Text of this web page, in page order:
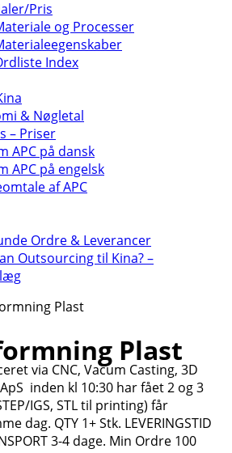
Pris
og Processer
Index
& Nøgletal
– Priser
APC på dansk
APC på engelsk
af APC
Ordre & Leverancer
Outsourcing til Kina? –
Plast
Plast
via CNC, Vacum Casting, 3D
inden kl 10:30 har fået 2 og 3
IGS, STL til printing) får
dag. QTY 1+ Stk. LEVERINGSTID
3-4 dage. Min Ordre 100